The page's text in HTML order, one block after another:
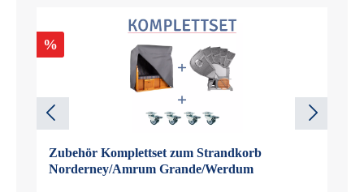
%
Zubehör Komplettset zum Strandkorb
Norderney/Amrum Grande/Werdum